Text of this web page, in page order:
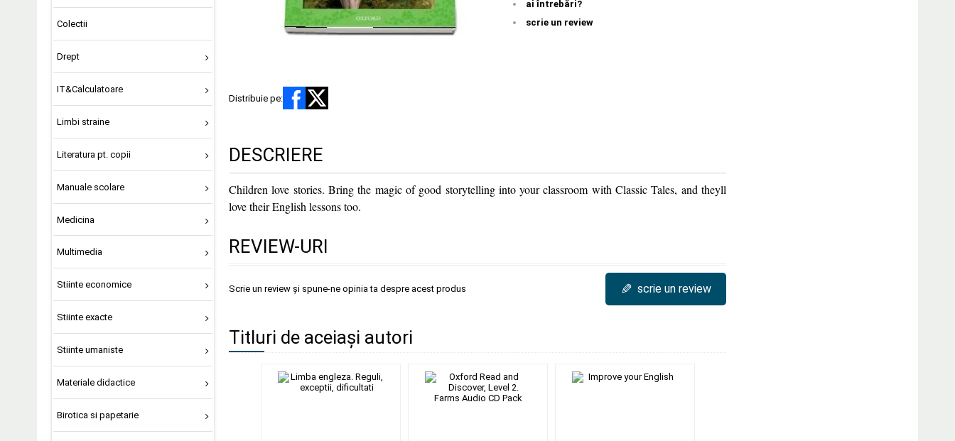
Colectii
Drept
IT&Calculatoare
Limbi straine
Literatura pt. copii
Manuale scolare
Medicina
Multimedia
Stiinte economice
Stiinte exacte
Stiinte umaniste
Materiale didactice
Birotica si papetarie
ai întrebări?
scrie un review
Distribuie pe:
DESCRIERE
Children love stories. Bring the magic of good storytelling into your classroom with Classic Tales, and theyll
love their English lessons too.
REVIEW-URI
Scrie un review și spune-ne opinia ta despre acest produs ✎ scrie un review
Titluri de aceiași autori